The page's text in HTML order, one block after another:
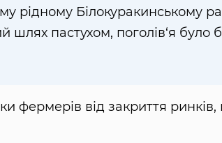
рідному Білокуракинському
шлях пастухом, поголів‘я було
фермерів від закриття